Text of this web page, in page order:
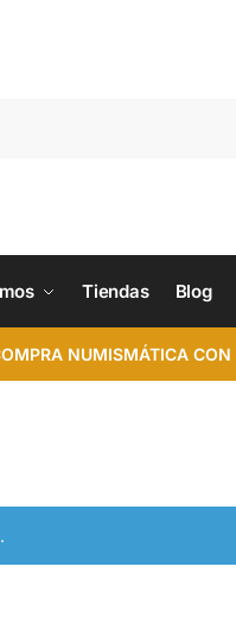
Tiendas Blog
NUMISMÁTICA